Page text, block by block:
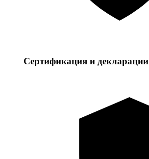
Сертификация и декларации